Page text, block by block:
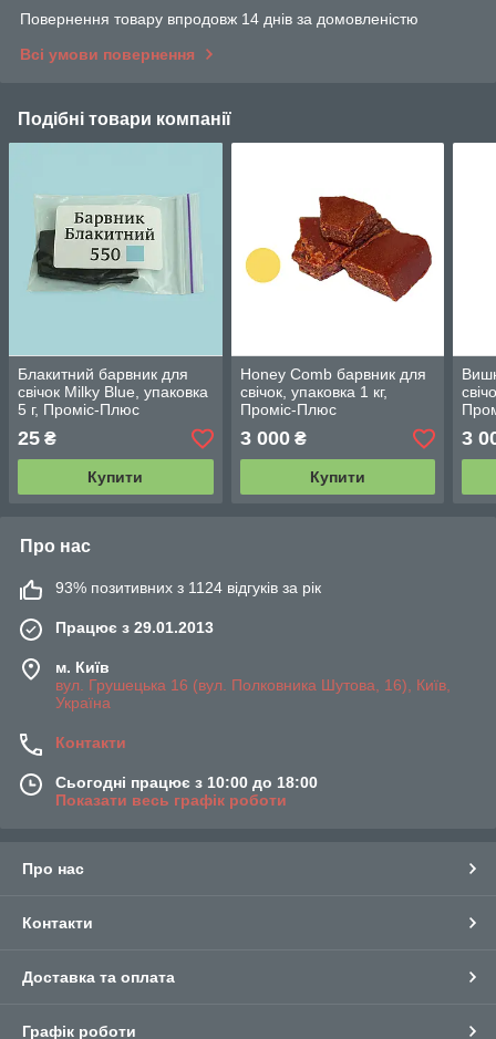
Повернення товару впродовж 14 днів за домовленістю
Всі умови повернення
Подібні товари компанії
Блакитний барвник для
свічок Milky Blue, упаковка
5 г, Проміс-Плюс
25 ₴
Купити
Honey Comb барвник для
свічок, упаковка 1 кг,
Проміс-Плюс
3 000₴
Купити
3
Про нас
93% позитивних з 1124 відгуків за рік
Працює з 29.01.2013
м. Київ
вул. Грушецька 16 (вул. Полковника Шутова, 16), Київ,
Україна
Контакти
Сьогодні працює з 10:00 до 18:00
Показати весь графік роботи
Про нас
Контакти
Доставка та оплата
Графік роботи